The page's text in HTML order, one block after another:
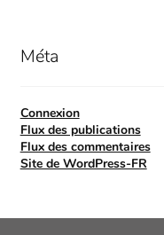
Méta
Connexion
Flux des publications
Flux des commentaires
Site de WordPress-FR